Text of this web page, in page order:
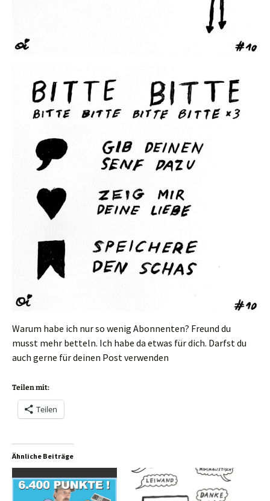
Warum habe ich nur so wenig Abonnenten? Freund du
musst mehr betteln. Ich habe da etwas für dich. Darfst du
auch gerne für deinen Post verwenden
Teilen mit:
Teilen
Ähnliche Beiträge